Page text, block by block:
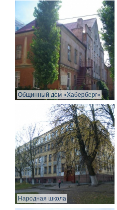
Общинный дом «Хаберберг»
Народная школа